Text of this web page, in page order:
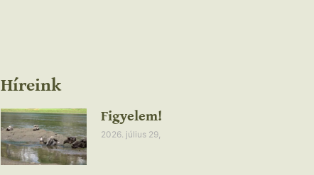
Híreink
Figyelem!
2026. július 29,